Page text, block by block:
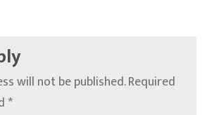
will not be published.Required
*